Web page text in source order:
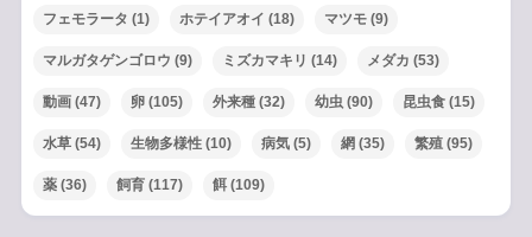
フェモラータ (1) ホテイアオイ (18) マツモ(9)
マルガタゲンゴロウ (9) ミズカマキリ (14) メダカ (53)
動画(47) 卵(105) 外来種(32) 幼虫 (90) 昆虫食(15)
水草(54) 生物多様性(10) 病気(5) 網(35) 繁殖(95)
薬(36) 飼育(117) 餌(109)